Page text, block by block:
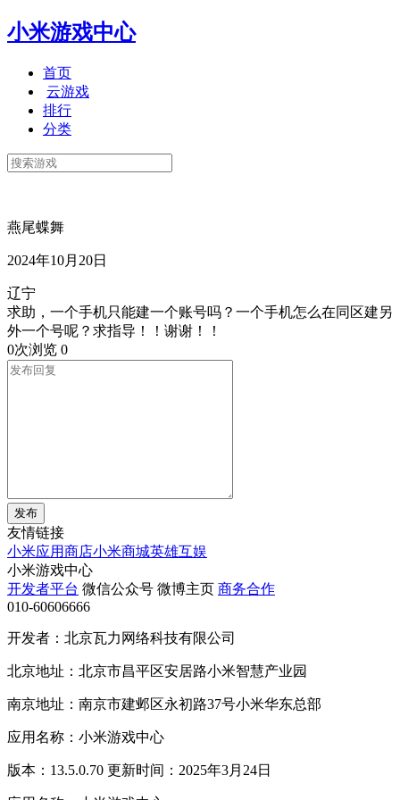
小米游戏中心
首页
云游戏
排行
分类
燕尾蝶舞
2024年10月20日
辽宁
求助，一个手机只能建一个账号吗？一个手机怎么在同区建另
外一个号呢？求指导！！谢谢！！
0次浏览 0
发布
友情链接
小米应用商店小米商城英雄互娱
小米游戏中心
开发者平台 微信公众号 微博主页 商务合作
010-60606666
开发者：北京瓦力网络科技有限公司
北京地址：北京市昌平区安居路小米智慧产业园
南京地址：南京市建邺区永初路37号小米华东总部
应用名称：小米游戏中心
版本：13.5.0.70 更新时间：2025年3月24日